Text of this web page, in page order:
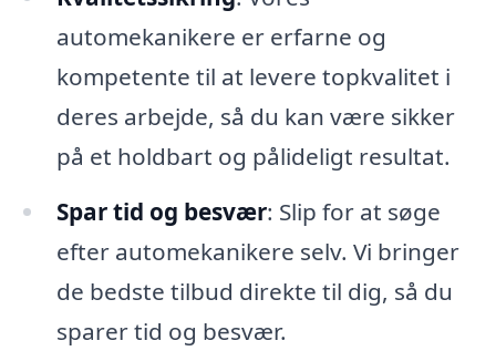
automekanikere er erfarne og
kompetente til at levere topkvalitet i
deres arbejde, så du kan være sikker
på et holdbart og pålideligt resultat.
Spar tid og besvær: Slip for at søge
efter automekanikere selv. Vi bringer
de bedste tilbud direkte til dig, så du
sparer tid og besvær.